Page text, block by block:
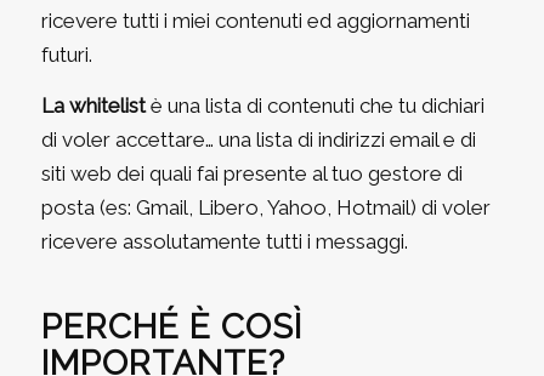
ricevere tutti i miei contenuti ed aggiornamenti
futuri.
La whitelistè una lista di contenuti che tu dichiari
di voler accettare… una lista di indirizzi email e di
siti web dei quali fai presente al tuo gestore di
posta (es: Gmail, Libero, Yahoo, Hotmail) di voler
ricevere assolutamente tutti i messaggi.
PERCHÉ È COSÌ
IMPORTANTE?